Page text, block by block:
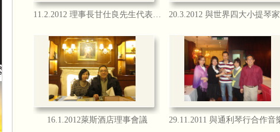
甘仕良CD集--琴約在黃昏
行、各CD舖及書局及澳門通利琴行、
本會接受澳門電視台訪問
澳門電視台訪問本會"琴約在黃昏"之每
http://www.tdm.com.mo/c_video/
11.2.2012 理事長甘仕良先生代表本會擔任禁毒歌曲唱作比賽評審嘉賓
16.1.2012萊斯酒店理事會議